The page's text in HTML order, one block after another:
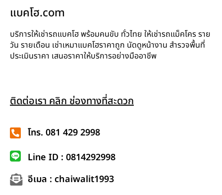
แบคโฮ.com
บริการให้เช่ารถแบคโฮ พร้อมคนขับ ทั่วไทย ให้เช่ารถแม็คโคร ราย
วัน รายเดือน เช่าเหมาแบคโฮราคาถูก นัดดูหน้างาน สำรวจพื้นที่
ประเมินราคา เสนอราคาให้บริการอย่างมืออาชีพ
ติดต่อเรา คลิก ช่องทางที่สะดวก
โทร. 081 429 2998
Line ID : 0814292998
อีเมล : chaiwalit1993